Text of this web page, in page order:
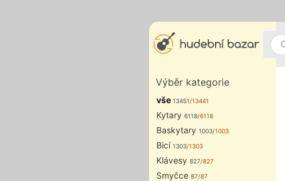
Výběr kategorie
vše 13451/13441
Kytary 6118/6118
Baskytary 1003/1003
Bicí 1303/1303
Klávesy 827/827
Smyčce 87/87